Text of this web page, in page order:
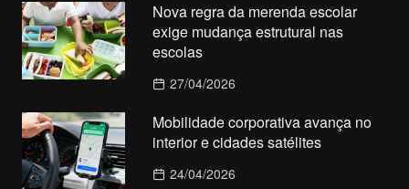
Nova regra da merenda escolar
exige mudança estrutural nas
escolas
27/04/2026
Mobilidade corporativa avança no
interior e cidades satélites
24/04/2026